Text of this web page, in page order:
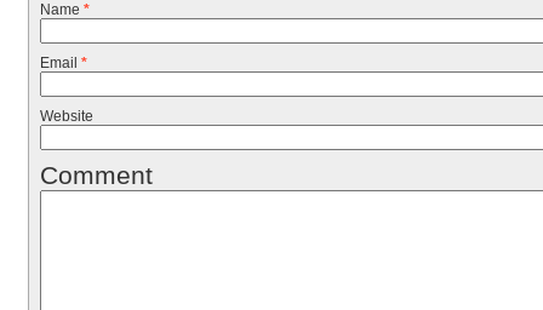
Name *
Email *
Website
Comment